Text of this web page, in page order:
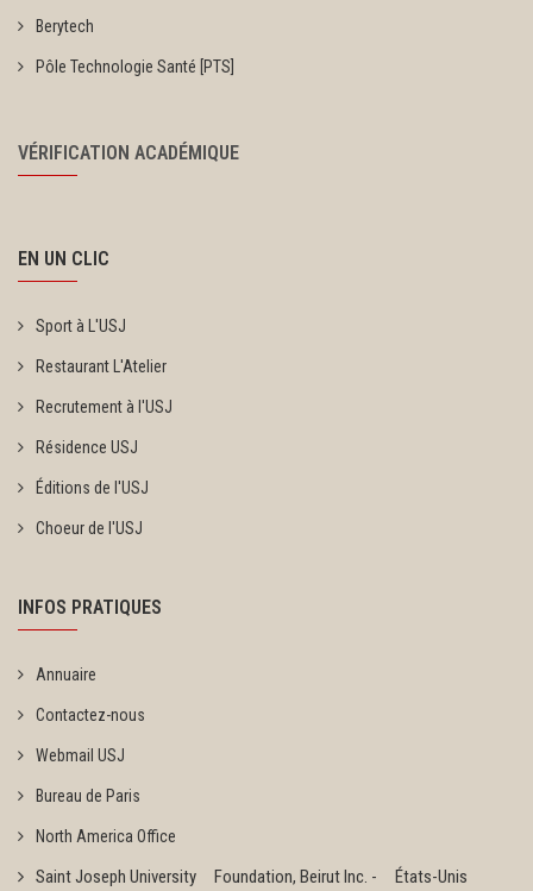
Berytech
Pôle Technologie Santé [PTS]
VÉRIFICATION ACADÉMIQUE
EN UN CLIC
Sport à L'USJ
Restaurant L'Atelier
Recrutement à l'USJ
Résidence USJ
Éditions de l'USJ
Choeur de l'USJ
INFOS PRATIQUES
Annuaire
Contactez-nous
Webmail USJ
Bureau de Paris
North America Office
Saint Joseph University Foundation, Beirut Inc. - États-Unis